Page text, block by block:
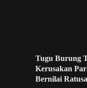
Tugu Burung
Kerusakan
Bernilai